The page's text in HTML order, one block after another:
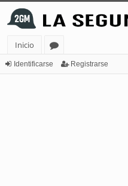
Inicio
or
Identificarse Registrarse